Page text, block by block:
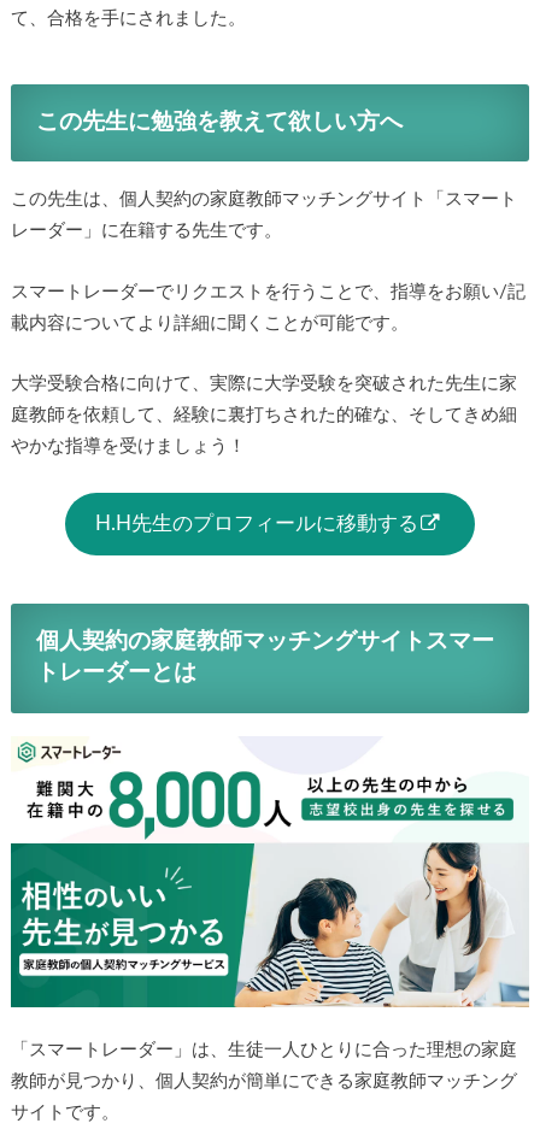
て、合格を手にされました。
この先生に勉強を教えて欲しい方へ
この先生は、個人契約の家庭教師マッチングサイト「スマート
レーダー」に在籍する先生です。
スマートレーダーでリクエストを行うことで、指導をお願い/記
載内容についてより詳細に聞くことが可能です。
大学受験合格に向けて、実際に大学受験を突破された先生に家
庭教師を依頼して、経験に裏打ちされた的確な、そしてきめ細
やかな指導を受けましょう！
H.H先生のプロフィールに移動する
個人契約の家庭教師マッチングサイトスマー
トレーダーとは
「スマートレーダー」は、生徒一人ひとりに合った理想の家庭
教師が見つかり、個人契約が簡単にできる家庭教師マッチング
サイトです。